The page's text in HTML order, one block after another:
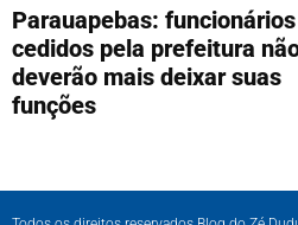
Parauapebas: funcionários
cedidos pela prefeitura
deverão mais deixar suas
funções